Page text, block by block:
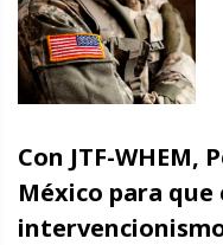
Con JTF-WHEM,
México para que